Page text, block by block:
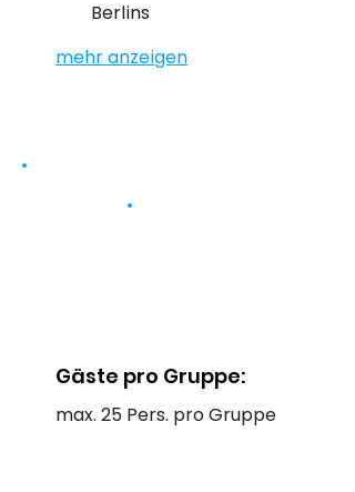
Berlins
mehr anzeigen
Gäste pro Gruppe:
max. 25 Pers. pro Gruppe